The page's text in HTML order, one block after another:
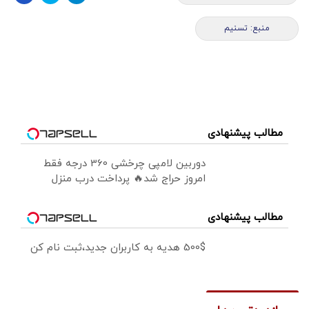
منبع: تسنیم
مطالب پیشنهادی
دوربین لامپی چرخشی 360 درجه فقط
امروز حراج شد🔥 پرداخت درب منزل
مطالب پیشنهادی
500$ هدیه به کاربران جدید،ثبت نام کن